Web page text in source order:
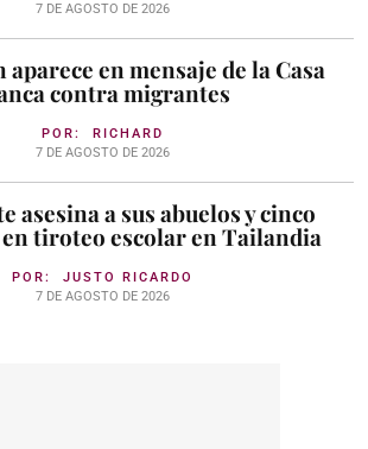
7 DE AGOSTO DE 2026
en mensaje de la Casa
contra migrantes
POR: RICHARD
7 DE AGOSTO DE 2026
asesina a sus abuelos y cinco
tiroteo escolar en Tailandia
POR: JUSTO RICARDO
7 DE AGOSTO DE 2026